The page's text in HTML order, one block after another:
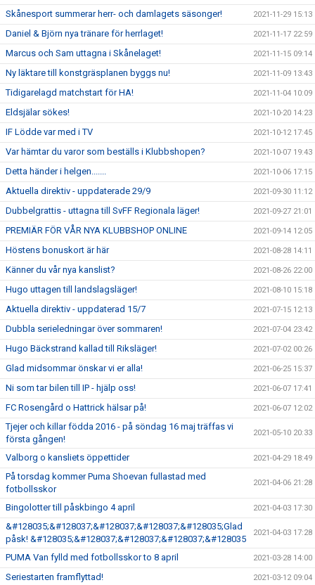
Skånesport summerar herr- och damlagets säsonger! 2021-11-29 15:13
Daniel & Björn nya tränare för herrlaget! 2021-11-17 22:59
Marcus och Sam uttagna i Skånelaget! 2021-11-15 09:14
Ny läktare till konstgräsplanen byggs nu! 2021-11-09 13:43
Tidigarelagd matchstart för HA! 2021-11-04 10:09
Eldsjälar sökes! 2021-10-20 14:23
IF Lödde var med i TV 2021-10-12 17:45
Var hämtar du varor som beställs i Klubbshopen? 2021-10-07 19:43
Detta händer i helgen....... 2021-10-06 17:15
Aktuella direktiv - uppdaterade 29/9 2021-09-30 11:12
Dubbelgrattis - uttagna till SvFF Regionala läger! 2021-09-27 21:01
PREMIÄR FÖR VÅR NYA KLUBBSHOP ONLINE 2021-09-14 12:05
Höstens bonuskort är här 2021-08-28 14:11
Känner du vår nya kanslist? 2021-08-26 22:00
Hugo uttagen till landslagsläger! 2021-08-10 15:18
Aktuella direktiv - uppdaterad 15/7 2021-07-15 12:13
Dubbla serieledningar över sommaren! 2021-07-04 23:42
Hugo Bäckstrand kallad till Riksläger! 2021-07-02 00:26
Glad midsommar önskar vi er alla! 2021-06-25 15:37
Ni som tar bilen till IP - hjälp oss! 2021-06-07 17:41
FC Rosengård o Hattrick hälsar på! 2021-06-07 12:02
Tjejer och killar födda 2016 - på söndag 16 maj träffas vi
första gången!
2021-05-10 20:33
Valborg o kansliets öppettider 2021-04-29 18:49
På torsdag kommer Puma Shoevan fullastad med
fotbollsskor
2021-04-06 21:28
Bingolotter till påskbingo 4 april 2021-04-03 17:30
&#128035;&#128037;&#128037;&#128037;&#128035;Glad
påsk! &#128035;&#128037;&#128037;&#128037;&#128035
2021-04-03 17:28
PUMA Van fylld med fotbollsskor to 8 april 2021-03-28 14:00
Seriestarten framflyttad! 2021-03-12 09:04